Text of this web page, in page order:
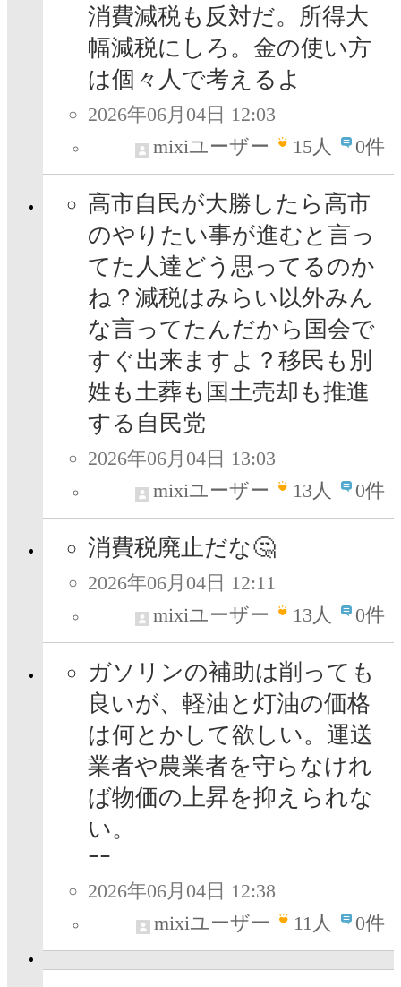
消費減税も反対だ。所得大
幅減税にしろ。金の使い方
は個々人で考えるよ
2026年06月04日 12:03
mixiユーザー
15人 0件
高市自民が大勝したら高市
のやりたい事が進むと言っ
てた人達どう思ってるのか
ね？減税はみらい以外みん
な言ってたんだから国会で
すぐ出来ますよ？移民も別
姓も土葬も国土売却も推進
する自民党
2026年06月04日 13:03
mixiユーザー
13人 0件
消費税廃止だな🤔
2026年06月04日 12:11
mixiユーザー
13人 0件
ガソリンの補助は削っても
良いが、軽油と灯油の価格
は何とかして欲しい。運送
業者や農業者を守らなけれ
ば物価の上昇を抑えられな
ｰｰ
2026年06月04日 12:38
mixiユーザー
11人 0件